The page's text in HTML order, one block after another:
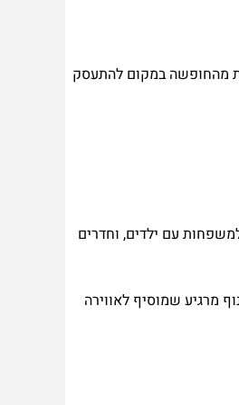
מהחופשה במקום להתעסק
עם ילדים, וחדרים
מרגיע שמוסיף לאווירה